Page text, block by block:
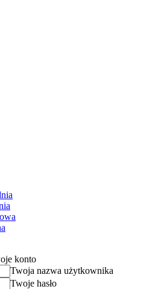
konto
Twoja nazwa użytkownika
Twoje hasło